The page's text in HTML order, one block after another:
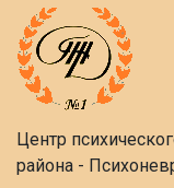
Центр
района -